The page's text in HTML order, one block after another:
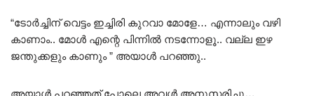
“ടോർച്ചിന് വെട്ടം ഇച്ചിരി കുറവാ മോളേ… എന്നാലും വഴി
കാണാം.. മോൾ എന്റെ പിന്നിൽ നടന്നോളൂ.. വല്ല ഇഴ
ജന്തുക്കളും കാണും ” അയാൾ പറഞ്ഞു..